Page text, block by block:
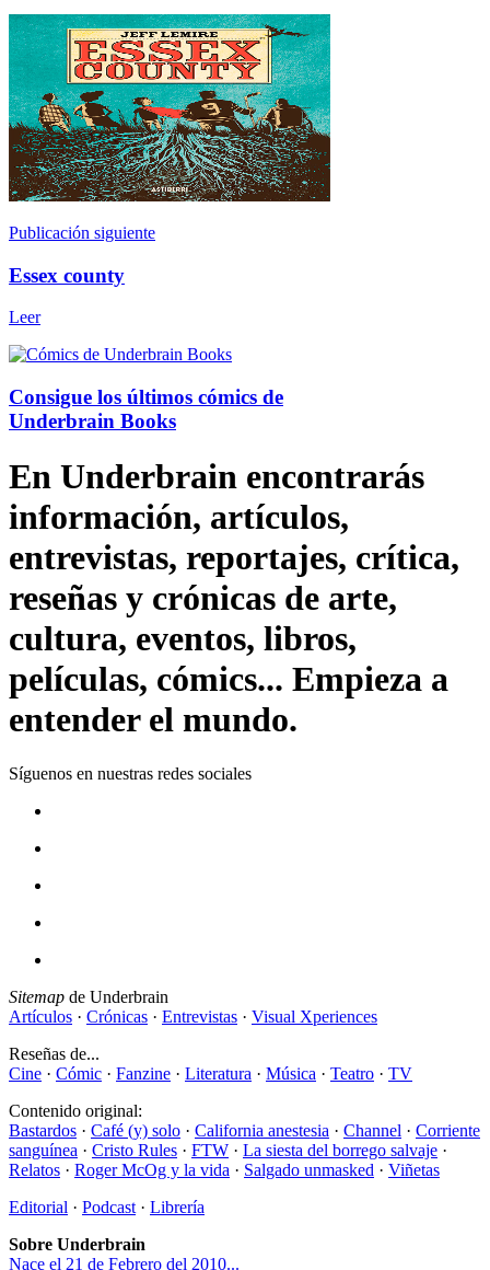
Publicación siguiente
Essex county
Leer
Consigue los últimos cómics de
Underbrain Books
En Underbrain encontrarás
información, artículos,
entrevistas, reportajes, crítica,
reseñas y crónicas de arte,
cultura, eventos, libros,
películas, cómics... Empieza a
entender el mundo.
Síguenos en nuestras redes sociales
Sitemap de Underbrain
Artículos · Crónicas · Entrevistas · Visual Xperiences
Reseñas de...
Cine · Cómic · Fanzine · Literatura · Música · Teatro · TV
Contenido original:
Bastardos · Café (y) solo · California anestesia · Channel · Corriente
sanguínea · Cristo Rules · FTW · La siesta del borrego salvaje ·
Relatos · Roger McOg y la vida · Salgado unmasked · Viñetas
Editorial · Podcast · Librería
Sobre Underbrain
Nace el 21 de Febrero del 2010...